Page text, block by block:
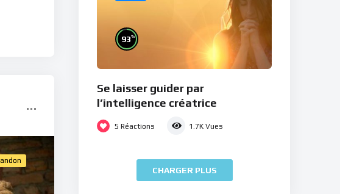
93%
Se laisser guider par
l’intelligence créatrice
5 Réactions 1.7K Vues
CHARGER PLUS